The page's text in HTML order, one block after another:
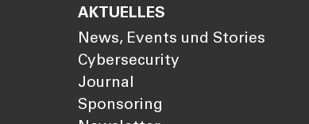
AKTUELLES
News, Events und Stories
Cybersecurity
Journal
Sponsoring